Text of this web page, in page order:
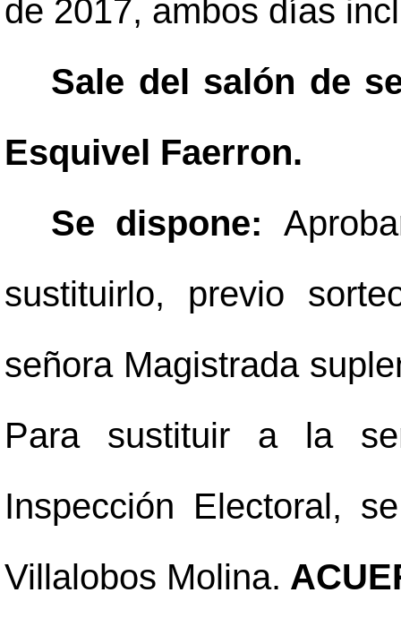
de 2017, ambos días
Sale del salón de
Esquivel Faerron.
Se dispone:
sustituirlo, previo
señora Magistrada
Para sustituir a la
Inspección Electoral,
Villalobos Molina.